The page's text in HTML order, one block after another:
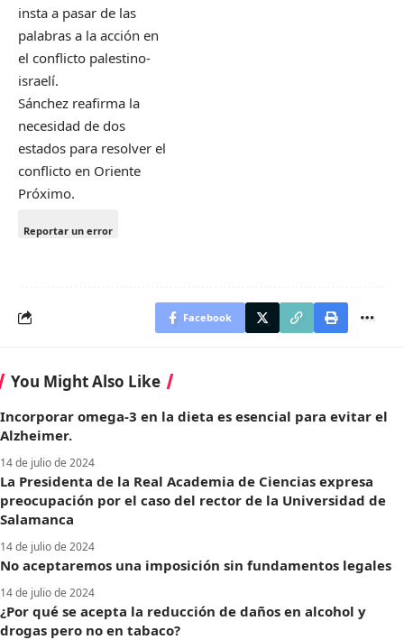
insta a pasar de las
palabras a la acción en
el conflicto palestino-
israelí.
Sánchez reafirma la
necesidad de dos
estados para resolver el
conflicto en Oriente
Próximo.
Reportar un error
Facebook
You Might Also Like
Incorporar omega-3 en la dieta es esencial para evitar el
Alzheimer.
14 de julio de 2024
La Presidenta de la Real Academia de Ciencias expresa
preocupación por el caso del rector de la Universidad de
Salamanca
14 de julio de 2024
No aceptaremos una imposición sin fundamentos legales
14 de julio de 2024
¿Por qué se acepta la reducción de daños en alcohol y
drogas pero no en tabaco?